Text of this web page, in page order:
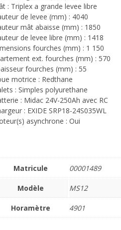
: Triplex a grande levee libre
de levee (mm) : 4040
mât abaisse (mm) : 1850
de levee libre (mm) : 1418
fourches (mm) : 1 150
ext. fourches (mm) : 570
fourches (mm) : 55
motrice : Redthane
: Simples polyurethane
: Midac 24V-250Ah avec RC
: EXIDE SRP18-24S035WL
asynchrone : Oui
Matricule 00001489
Modèle MS12
Horamètre 4901